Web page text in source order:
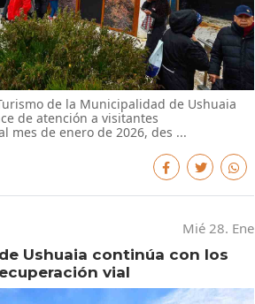
de la Municipalidad de Ushuaia
de atención a visitantes
mes de enero de 2026, des ...
Mié 28. Ene
Ushuaia continúa con los
vial